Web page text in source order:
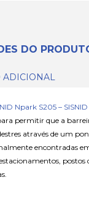
DO
ADICIONAL
Npark S205 – SISNID
permitir que a
através de um
encontradas
postos